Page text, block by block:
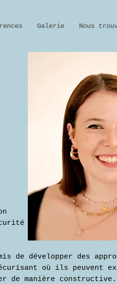
Galerie Nous
de développer des
où ils peuvent
de manière constructive.